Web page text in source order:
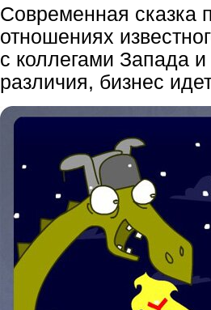
Современная сказка
отношениях
с коллегами Запада
различия, бизнес